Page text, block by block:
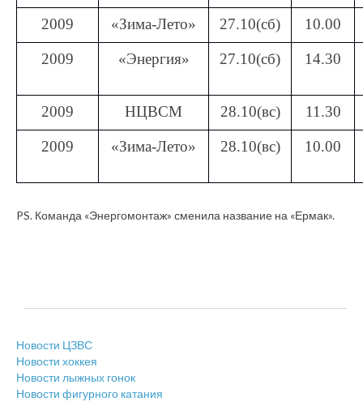
2009 «Зима-Лето» 27.10(сб) 10.00
2009 «Энергия» 27.10(сб) 14.30
2009 НЦВСМ 28.10(вс) 11.30
2009 «Зима-Лето» 28.10(вс) 10.00
PS. Команда «Энергомонтаж» сменила название на «Ермак».
Новости ЦЗВС
Новости хоккея
Новости лыжных гонок
Новости фигурного катания